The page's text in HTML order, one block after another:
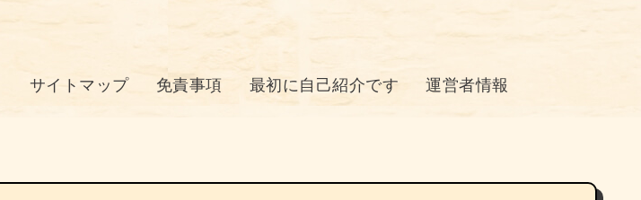
サイトマップ 免責事項 最初に自己紹介です 運営者情報